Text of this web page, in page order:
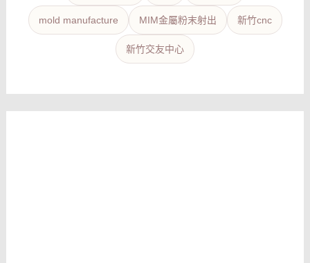
mold manufacture MIM金屬粉末射出 新竹cnc
新竹交友中心